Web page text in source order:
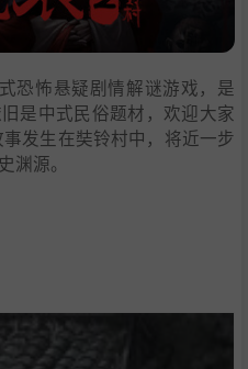
恐怖悬疑剧情解谜游戏，是
是中式民俗题材，欢迎大家
发生在奘铃村中，将近一步
渊源。